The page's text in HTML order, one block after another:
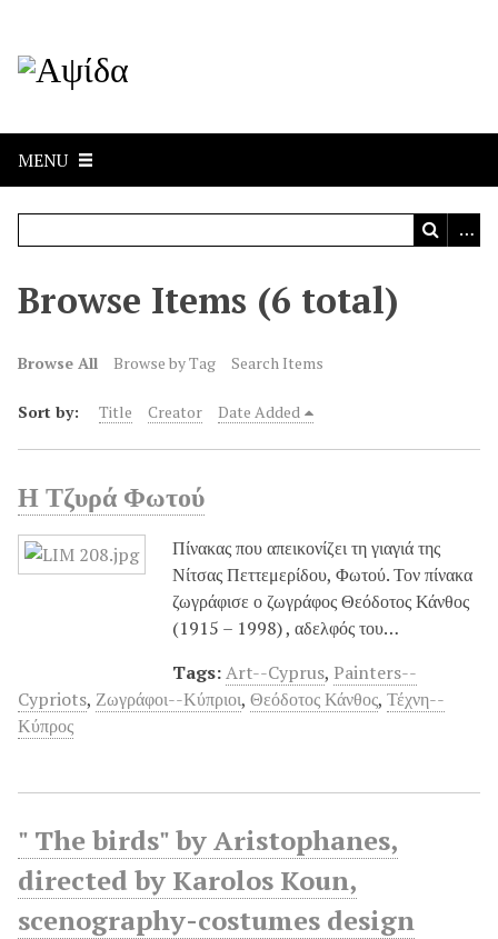
MENU
Browse Items (6 total)
Browse All Browse by Tag Search Items
Sort by: Title Creator Date Added
Η Τζυρά Φωτού
Πίνακας που απεικονίζει τη γιαγιά της
Νίτσας Πεττεμερίδου, Φωτού. Τον πίνακα
ζωγράφισε ο ζωγράφος Θεόδοτος Κάνθος
(1915 – 1998) , αδελφός του…
Tags:Art--Cyprus, Painters--
Cypriots, Ζωγράφοι--Κύπριοι, Θεόδοτος Κάνθος, Τέχνη--
Κύπρος
" The birds" by Aristophanes,
directed by Karolos Koun,
scenography-costumes design